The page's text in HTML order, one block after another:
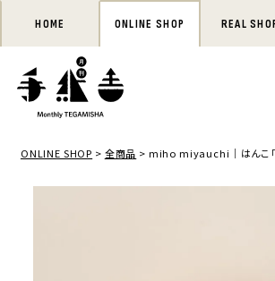
HOME ONLINE SHOP REAL
ONLINE SHOP 全商品 miho miyauchi｜はんこ